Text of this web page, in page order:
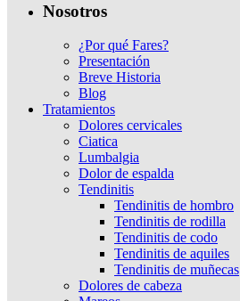
Nosotros
¿Por qué Fares?
Presentación
Breve Historia
Blog
Tratamientos
Dolores cervicales
Ciatica
Lumbalgia
Dolor de espalda
Tendinitis
Tendinitis de hombro
Tendinitis de rodilla
Tendinitis de codo
Tendinitis de aquiles
Tendinitis de muñecas
Dolores de cabeza